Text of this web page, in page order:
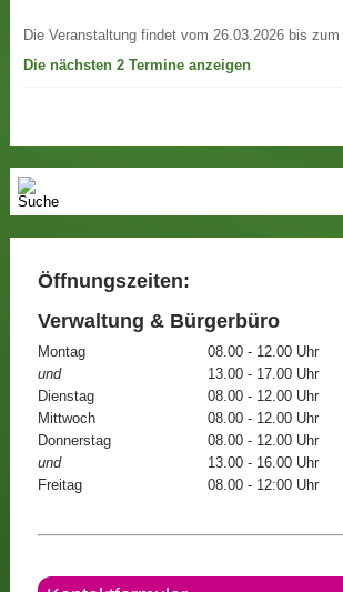
Die Veranstaltung findet vom 26.03.2026 bis
Die nächsten 2 Termine anzeigen
Öffnungszeiten:
Verwaltung & Bürgerbüro
Montag
08.00 - 12.00 Uhr
und
13.00 - 17.00 Uhr
Dienstag
08.00 - 12.00 Uhr
Mittwoch
08.00 - 12.00 Uhr
Donnerstag
08.00 - 12.00 Uhr
und
13.00 - 16.00 Uhr
Freitag
08.00 - 12:00 Uhr